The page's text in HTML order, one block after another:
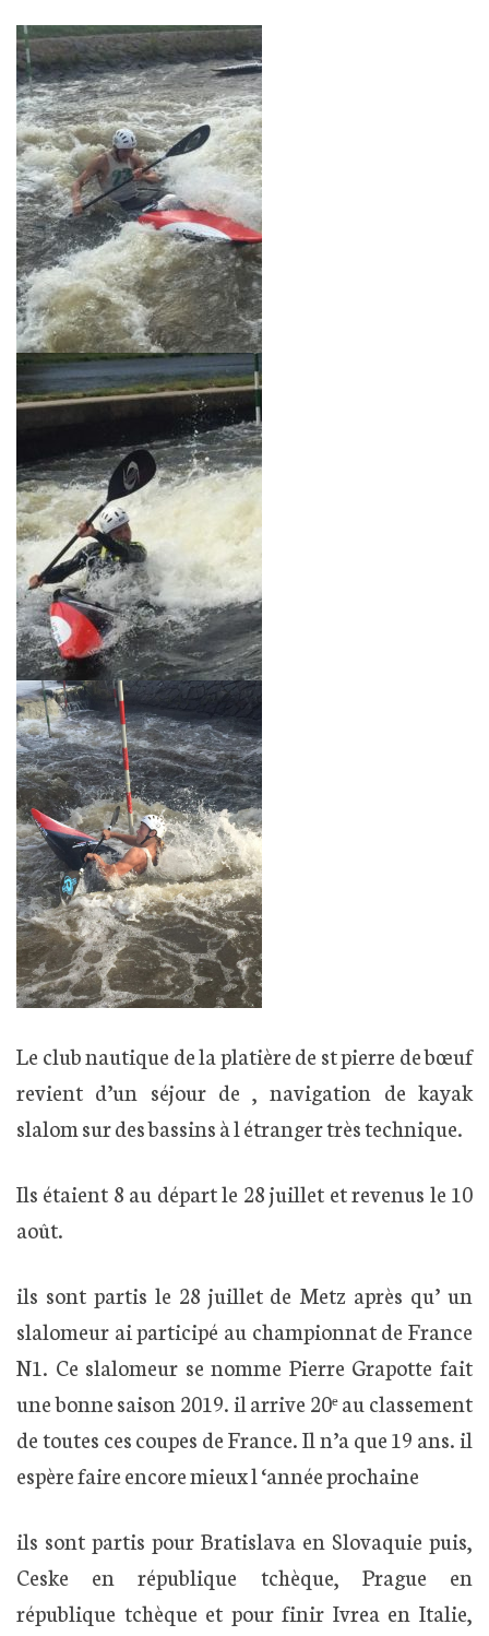
Le club nautique de la platière de st pierre de bœuf
revient d’un séjour de , navigation de kayak
slalom sur des bassins à l étranger très technique.
Ils étaient 8 au départ le 28 juillet et revenus le 10
août.
ils sont partis le 28 juillet de Metz après qu’ un
slalomeur ai participé au championnat de France
N1. Ce slalomeur se nomme Pierre Grapotte fait
une bonne saison 2019. il arrive 20ᵉ au classement
de toutes ces coupes de France. Il n’a que 19 ans. il
espère faire encore mieux l ‘année prochaine
ils sont partis pour Bratislava en Slovaquie puis,
Ceske en république tchèque, Prague en
république tchèque et pour finir Ivrea en Italie,